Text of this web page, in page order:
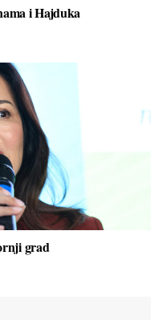
i Hajduka
grad